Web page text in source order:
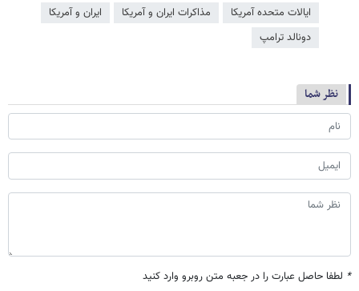
ایالات متحده آمریکا مذاکرات ایران و آمریکا
ایران و آمریکا
دونالد ترامپ
نظر شما
* لطفا حاصل عبارت را در جعبه متن روبرو وارد کنید